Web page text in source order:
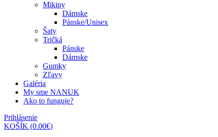
Mikiny
Dámske
Pánske/Unisex
Šaty
Tričká
Pánske
Dámske
Gumky
Zľavy
Galéria
My sme NANUK
Ako to funguje?
Prihlásenie
KOŠÍK (0.00€)